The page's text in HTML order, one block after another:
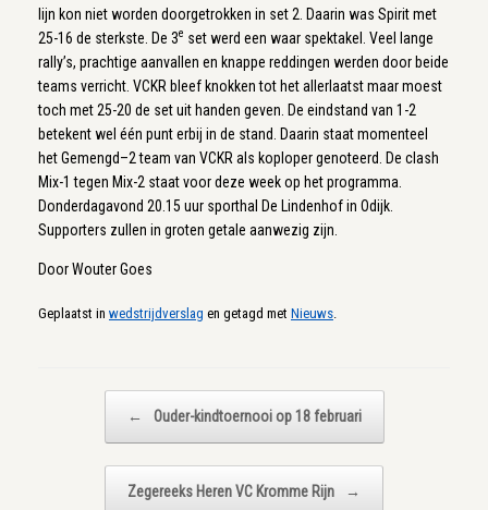
lijn kon niet worden doorgetrokken in set 2. Daarin was Spirit met
25-16 de sterkste. De 3e set werd een waar spektakel. Veel lange
rally’s, prachtige aanvallen en knappe reddingen werden door beide
teams verricht. VCKR bleef knokken tot het allerlaatst maar moest
toch met 25-20 de set uit handen geven. De eindstand van 1-2
betekent wel één punt erbij in de stand. Daarin staat momenteel
het Gemengd–2 team van VCKR als koploper genoteerd. De clash
Mix-1 tegen Mix-2 staat voor deze week op het programma.
Donderdagavond 20.15 uur sporthal De Lindenhof in Odijk.
Supporters zullen in groten getale aanwezig zijn.
Door Wouter Goes
Geplaatst in wedstrijdverslag en getagd met Nieuws
← Ouder-kindtoernooi op 18 februari
Zegereeks Heren VC Kromme Rijn →